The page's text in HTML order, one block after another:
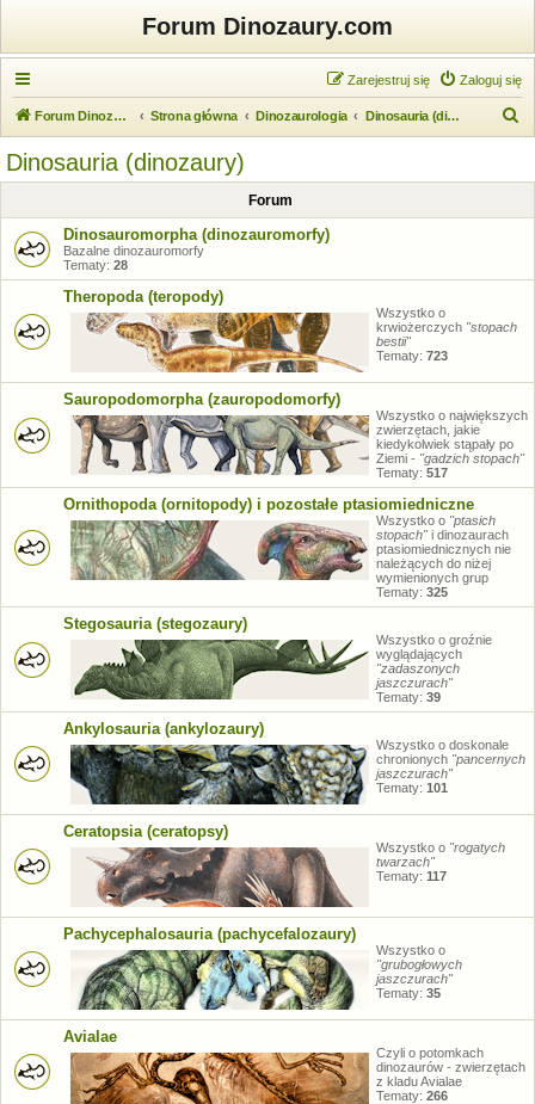
Forum Dinozaury.com
Zaloguj się
Zarejestruj się
Forum Dinozaury.com Strona główna Dinozaurologia Dinosauria (dinozaury)
Dinosauria (dinozaury)
Forum
Dinosauromorpha (dinozauromorfy)
Bazalne dinozauromorfy
Tematy: 28
Theropoda (teropody)
Wszystko o
krwiożerczych "stopach
bestii"
Tematy: 723
Sauropodomorpha (zauropodomorfy)
Wszystko o największych
zwierzętach, jakie
kiedykolwiek stąpały po
Ziemi - "gadzich stopach"
Tematy: 517
Ornithopoda (ornitopody) i pozostałe ptasiomiedniczne
Wszystko o "ptasich
stopach"i dinozaurach
ptasiomiednicznych nie
należących do niżej
wymienionych grup
Tematy: 325
Stegosauria (stegozaury)
Wszystko o groźnie
wyglądających
"zadaszonych
jaszczurach"
Tematy: 39
Ankylosauria (ankylozaury)
Wszystko o doskonale
chronionych "pancernych
jaszczurach"
Tematy: 101
Ceratopsia (ceratopsy)
Wszystko o "rogatych
twarzach"
Tematy: 117
Pachycephalosauria (pachycefalozaury)
Wszystko o
"grubogłowych
jaszczurach"
Tematy: 35
Avialae
Czyli o potomkach
dinozaurów - zwierzętach
z kladu Avialae
Tematy: 266